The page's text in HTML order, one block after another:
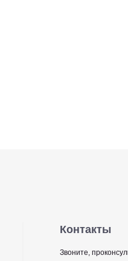
Контакты
Звоните,